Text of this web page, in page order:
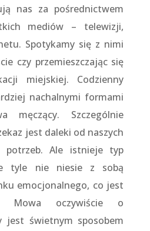
nas za pośrednictwem
mediów – telewizji,
Spotykamy się z nimi
czy przemieszczając się
miejskiej. Codzienny
nachalnymi formami
męczący. Szczególnie
jest daleki od naszych
potrzeb. Ale istnieje typ
tyle nie niesie z sobą
emocjonalnego, co jest
Mowa oczywiście o
jest świetnym sposobem